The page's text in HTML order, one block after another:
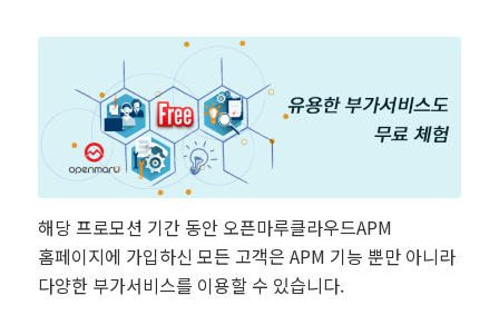
해당 프로모션 기간 동안 오픈마루클라우드APM
홈페이지에 가입하신 모든 고객은 APM 기능 뿐만 아니라
다양한 부가서비스를 이용할 수 있습니다.